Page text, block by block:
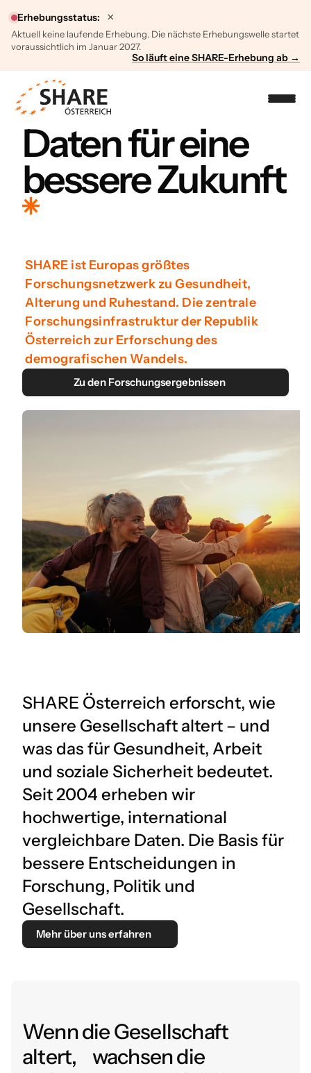
Erhebungsstatus:
Aktuell keine laufende Erhebung. Die nächste Erhebungswelle startet
voraussichtlich im Januar 2027.
So läuft eine SHARE-Erhebung ab →
×
Daten für eine
bessere Zukunft
SHARE ist Europas größtes
Forschungsnetzwerk zu Gesundheit,
Alterung und Ruhestand. Die zentrale
Forschungsinfrastruktur der Republik
Österreich zur Erforschung des
demografischen Wandels.
Zu den Forschungsergebnissen
SHARE Österreich erforscht, wie
unsere Gesellschaft altert – und
was das für Gesundheit, Arbeit
und soziale Sicherheit bedeutet.
Seit 2004 erheben wir
hochwertige, international
vergleichbare Daten. Die Basis für
bessere Entscheidungen in
Forschung, Politik und
Gesellschaft.
Mehr über uns erfahren
Wenn die Gesellschaft
altert, wachsen die